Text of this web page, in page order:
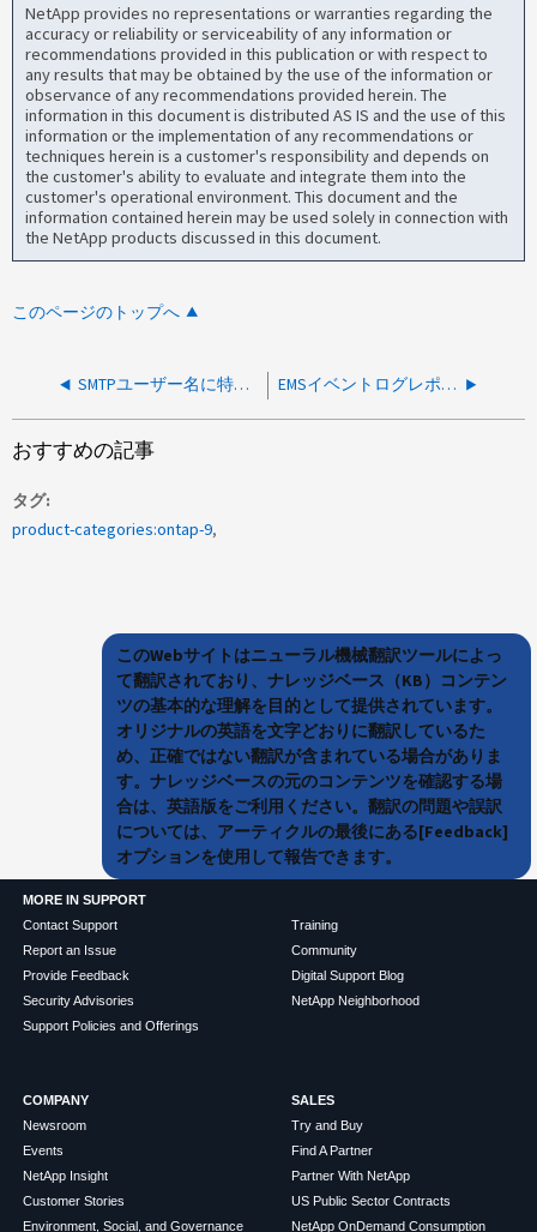
NetApp provides no representations or warranties regarding the
accuracy or reliability or serviceability of any information or
recommendations provided in this publication or with respect to
any results that may be obtained by the use of the information or
observance of any recommendations provided herein. The
information in this document is distributed AS IS and the use of this
information or the implementation of any recommendations or
techniques herein is a customer's responsibility and depends on
the customer's ability to evaluate and integrate them into the
customer's operational environment. This document and the
information contained herein may be used solely in connection with
the NetApp products discussed in this document.
このページのトップへ
SMTPユーザー名に特殊文字が含まれている場合、EMSメール通知が失敗します EMSイベントログレポートにwafl.analytics.init.failアラートが記録されています
おすすめの記事
タグ
product-categories:ontap-9
このWebサイトはニューラル機械翻訳ツールによっ
て翻訳されており、ナレッジベース（KB）コンテン
ツの基本的な理解を目的として提供されています。
オリジナルの英語を文字どおりに翻訳しているた
め、正確ではない翻訳が含まれている場合がありま
す。ナレッジベースの元のコンテンツを確認する場
合は、英語版をご利用ください。翻訳の問題や誤訳
については、アーティクルの最後にある[Feedback]
オプションを使用して報告できます。
MORE IN SUPPORT
Contact Support
Report an Issue
Provide Feedback
Security Advisories
Support Policies and Offerings
Training
Community
Digital Support Blog
NetApp Neighborhood
COMPANY
Newsroom
Events
NetApp Insight
Customer Stories
Environment, Social, and Governance
SALES
Try and Buy
Find A Partner
Partner With NetApp
US Public Sector Contracts
NetApp OnDemand Consumption